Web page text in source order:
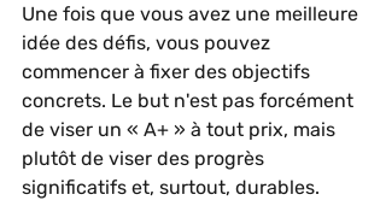
Une fois que vous avez une meilleure
idée des défis, vous pouvez
commencer à fixer des objectifs
concrets. Le but n'est pas forcément
de viser un « A+ » à tout prix, mais
plutôt de viser des progrès
significatifs et, surtout, durables.